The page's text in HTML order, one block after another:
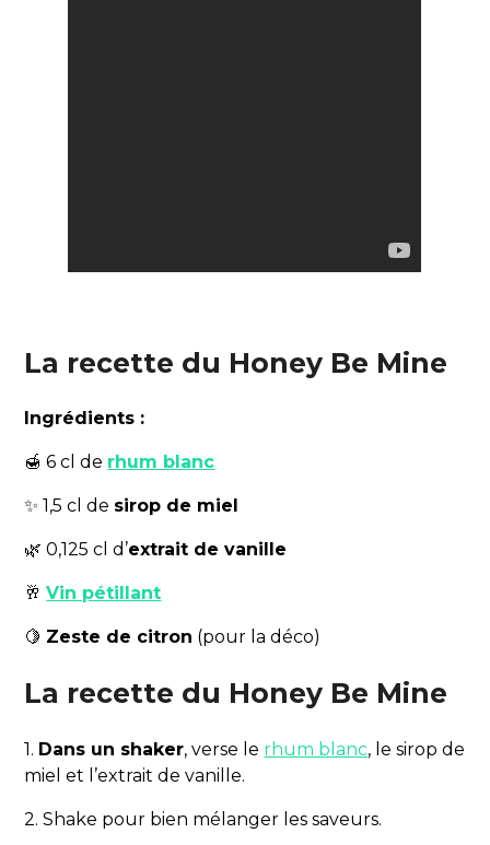
La recette du Honey Be Mine
Ingrédients :
🍯 6 cl de rhum blanc
✨ 1,5 cl de sirop de miel
🌿 0,125 cl d’extrait de vanille
🥂Vin pétillant
🍋 Zeste de citron (pour la déco)
La recette du Honey Be Mine
1. Dans un shaker, verse le rhum blanc, le sirop de
miel et l’extrait de vanille.
2. Shake pour bien mélanger les saveurs.